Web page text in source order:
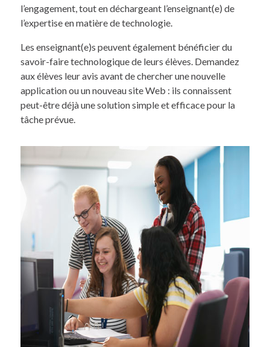
l’engagement, tout en déchargeant l’enseignant(e) de
l’expertise en matière de technologie.
Les enseignant(e)s peuvent également bénéficier du
savoir-faire technologique de leurs élèves. Demandez
aux élèves leur avis avant de chercher une nouvelle
application ou un nouveau site Web : ils connaissent
peut-être déjà une solution simple et efficace pour la
tâche prévue.